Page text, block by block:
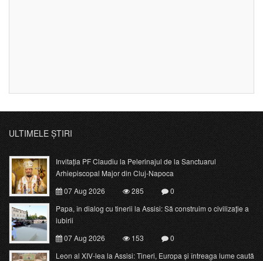
ULTIMELE ȘTIRI
Invitația PF Claudiu la Pelerinajul de la Sanctuarul
Arhiepiscopal Major din Cluj-Napoca
07 Aug 2026
285
0
Papa, în dialog cu tinerii la Assisi: Să construim o civilizație a
iubirii
07 Aug 2026
153
0
Leon al XIV-lea la Assisi: Tineri, Europa și întreaga lume caută